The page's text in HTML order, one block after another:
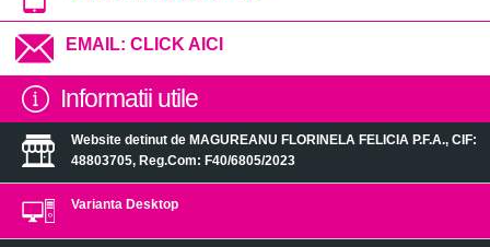
EMAIL: CLICK AICI
Informatii utile
Website detinut de MAGUREANU FLORINELA FELICIA P.F.A., CIF:
48803705, Reg.Com: F40/6805/2023
Varianta Desktop